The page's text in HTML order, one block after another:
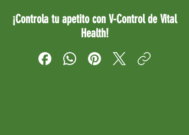
¡Controla tu apetito con V-Control de Vital
Health!